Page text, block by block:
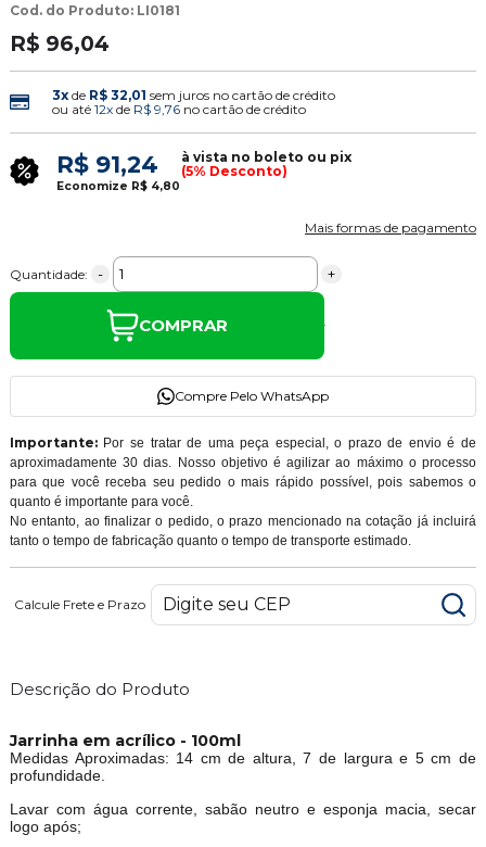
Cod. do Produto: LI0181
R$ 96,04
3xde R$ 32,01 sem juros no cartão de crédito
ou até 12xde R$ 9,76no cartão de crédito
R$ 91,24
à vista no boleto ou pix
(5% Desconto)
Economize R$ 4,80
Mais formas de pagamento
Quantidade: - +
COMPRAR
Compre Pelo WhatsApp
Importante:Por se tratar de uma peça especial, o prazo de envio é de
aproximadamente 30 dias. Nosso objetivo é agilizar ao máximo o processo
para que você receba seu pedido o mais rápido possível, pois sabemos o
quanto é importante para você.
No entanto, ao finalizar o pedido, o prazo mencionado na cotação já incluirá
tanto o tempo de fabricação quanto o tempo de transporte estimado.
Calcule Frete e Prazo
Descrição do Produto
Jarrinha em acrílico - 100ml
Medidas Aproximadas: 14 cm de altura, 7 de largura e 5 cm de
profundidade.
Lavar com água corrente, sabão neutro e esponja macia, secar
logo após;